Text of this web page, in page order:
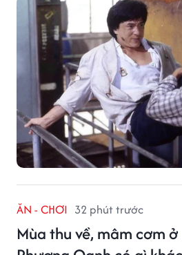
ĂN - CHƠI 32 phút trước
Mùa thu về, mâm cơm